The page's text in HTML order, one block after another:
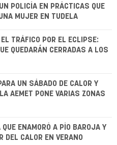
POLICÍA EN PRÁCTICAS QUE
MUJER EN TUDELA
TRÁFICO POR EL ECLIPSE:
QUEDARÁN CERRADAS A LOS
UN SÁBADO DE CALOR Y
AEMET PONE VARIAS ZONAS
QUE ENAMORÓ A PÍO BAROJA Y
DEL CALOR EN VERANO